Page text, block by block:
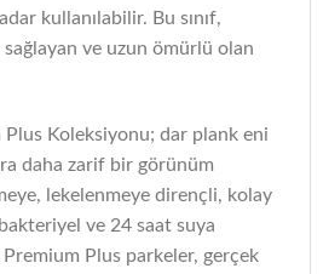
kullanılabilir. Bu sınıf,
sağlayan ve uzun ömürlü olan
Koleksiyonu; dar plank eni
daha zarif bir görünüm
lekelenmeye dirençli, kolay
ve 24 saat suya
Premium Plus parkeler, gerçek